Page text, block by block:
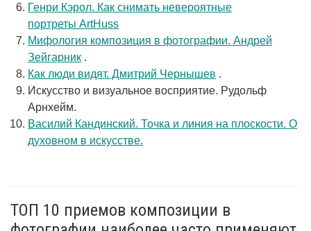
Генри Кэрол. Как снимать невероятные
портреты ArtHuss
Мифология композиция в фотографии. Андрей
Зейгарник .
Как люди видят. Дмитрий Чернышев .
Искусство и визуальное восприятие. Рудольф
Арнхейм.
Василий Кандинский. Точка и линия на плоскости. О
духовном в искусстве.
ТОП 10 приемов композиции в